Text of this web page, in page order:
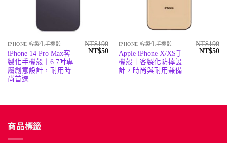
IPHONE 客製化手機殼
iPhone 14 Pro Max客
製化手機殼｜6.7吋專
屬創意設計，耐用時
尚首選
NT$190
原
NT$50目
格：
IPHONE 客製化手機殼
Apple iPhone X/XS手
機殼｜客製化防摔設
計，時尚與耐用兼備
NT$190
原
NT$50目
商品標籤